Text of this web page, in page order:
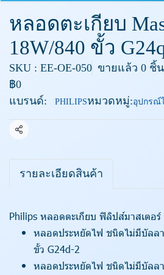
หลอดตะเกียบ
18W/840 ขั้ว
SKU : EE-OE-050 ขายแล้ว 0 ชิ้น
฿0
แบรนด์:
PHILIPSหมวดหมู่:อุปกรณ์
แชร์
รายละเอียดสินค้า
Philips หลอดตะเกียบ ฟิลิปส์มาสเตอร์
หลอดประหยัดไฟ ชนิดไม่มีบัลล
ขั้ว G24d-2
หลอดประหยัดไฟ ชนิดไม่มีบัลล